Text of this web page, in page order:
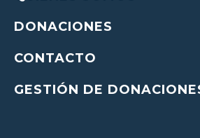
DONACIONES
CONTACTO
GESTIÓN DE